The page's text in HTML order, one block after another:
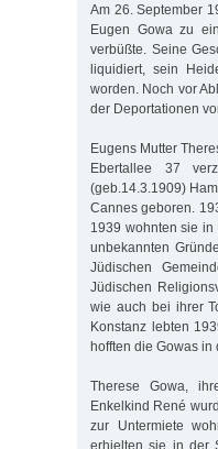
Am 26. September
Eugen Gowa zu
verbüßte. Seine
liquidiert, sein
worden. Noch vor
der Deportationen
Eugens Mutter
Ebertallee 37
(geb.14.3.1909)
Cannes geboren.
1939 wohnten sie in
unbekannten
Jüdischen
Jüdischen
wie auch bei ihrer
Konstanz lebten
hofften die Gowas
Therese Gowa,
Enkelkind René
zur Untermiete
erhielten sie in der